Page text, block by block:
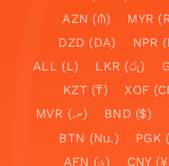
AZN (₼)
MYR
DZD (DA)
NPR
ALL (L)
LKR (රු)
KZT (₸)
XOF
MVR (.ރ)
BND ($)
BTN (Nu.)
PGK
AFN (؋)
CNY